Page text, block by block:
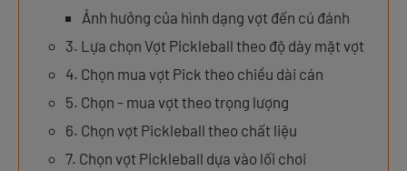
Ảnh hưởng của hình dạng vợt đến cú đánh
3. Lựa chọn Vợt Pickleball theo độ dày mặt vợt
4. Chọn mua vợt Pick theo chiều dài cán
5. Chọn - mua vợt theo trọng lượng
6. Chọn vợt Pickleball theo chất liệu
7. Chọn vợt Pickleball dựa vào lối chơi